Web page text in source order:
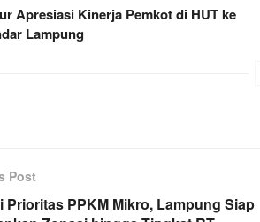
Apresiasi Kinerja Pemkot di HUT ke
Lampung
Post
Prioritas PPKM Mikro, Lampung Siap